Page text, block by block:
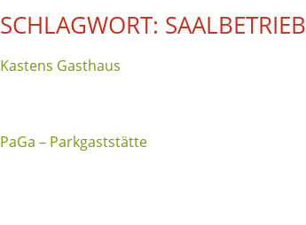
SCHLAGWORT: SAALBETRIEB
Kastens Gasthaus
PaGa – Parkgaststätte